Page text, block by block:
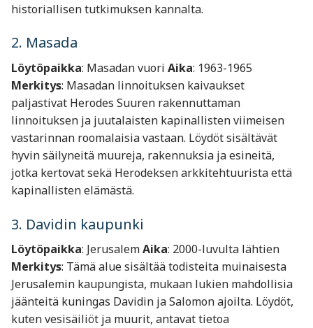
historiallisen tutkimuksen kannalta.
2. Masada
Löytöpaikka: Masadan vuori Aika: 1963-1965
Merkitys: Masadan linnoituksen kaivaukset
paljastivat Herodes Suuren rakennuttaman
linnoituksen ja juutalaisten kapinallisten viimeisen
vastarinnan roomalaisia vastaan. Löydöt sisältävät
hyvin säilyneitä muureja, rakennuksia ja esineitä,
jotka kertovat sekä Herodeksen arkkitehtuurista että
kapinallisten elämästä.
3. Davidin kaupunki
Löytöpaikka: JerusalemAika: 2000-luvulta lähtien
Merkitys: Tämä alue sisältää todisteita muinaisesta
Jerusalemin kaupungista, mukaan lukien mahdollisia
jäänteitä kuningas Davidin ja Salomon ajoilta. Löydöt,
kuten vesisäiliöt ja muurit, antavat tietoa